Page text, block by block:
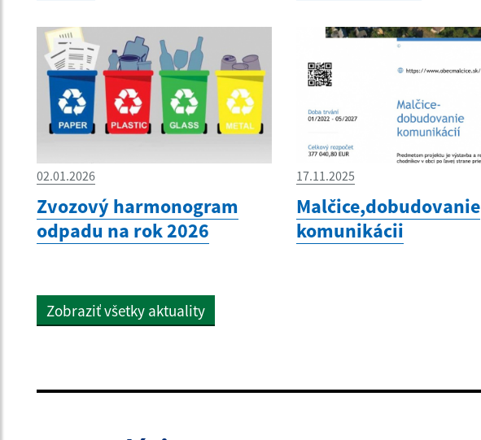
02.01.2026
Zvozový harmonogram
odpadu na rok 2026
17.11.2025
Malčice,dobudovanie
komunikácii
Zobraziť všetky aktuality